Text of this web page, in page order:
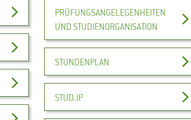
PRÜFUNGSANGELEGENHEITEN
UND STUDIENORGANISATION
STUNDENPLAN
STUD.IP